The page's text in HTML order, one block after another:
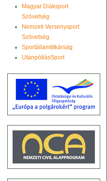
Magyar Diáksport
Szövetség
Nemzeti Versenysport
Szövetség
Sportállamtitkárság
UtánpótlásSport